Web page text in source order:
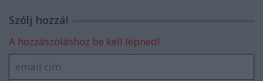
Szólj hozzá!
A hozzászóláshoz be kell lépned!